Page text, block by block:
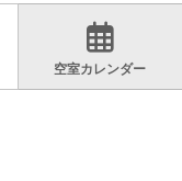
空室カレンダー